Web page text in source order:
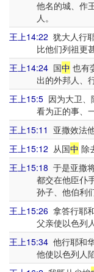
他名的城、作
人。
王上14:22 犹大人行
比他们列祖更甚
王上14:24 国中 也有
出的外邦人、
王上15:5 因为大卫
看为正的事、
王上15:11 亚撒效法
王上15:12 从国中 除
王上15:18 于是亚撒
都交在他臣仆
孙子、他伯利
王上15:26 拿答行耶
父亲使以色列
王上15:34 他行耶和
他使以色列人